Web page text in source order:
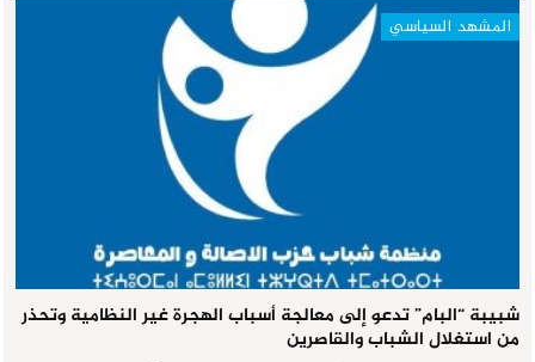
المشهد السياسي
شبيبة “البام” تدعو إلى معالجة أسباب الهجرة غير النظامية وتحذر
من استغلال الشباب والقاصرين